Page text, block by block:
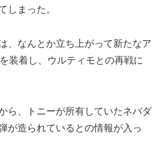
しまった。
、なんとか立ち上がって新たなア
装着し、ウルティモとの再戦に
ら、トニーが所有していたネバダ
が造られているとの情報が入っ